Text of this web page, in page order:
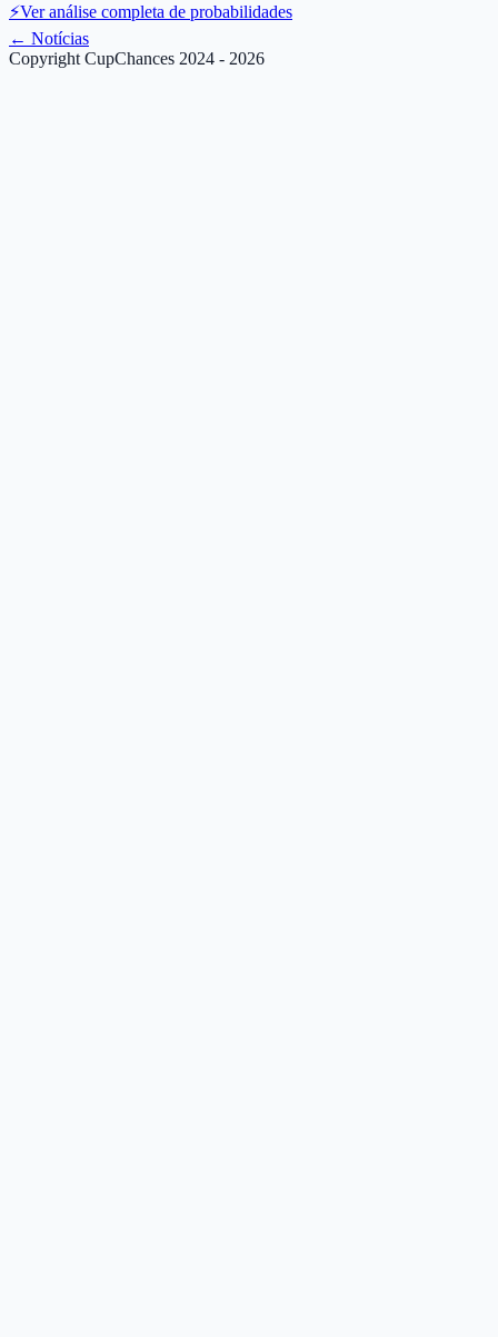
⚡Ver análise completa de probabilidades
← Notícias
Copyright CupChances 2024 - 2026